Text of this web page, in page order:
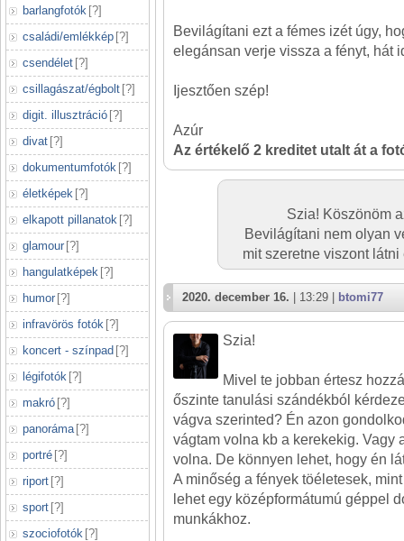
barlangfotók [?]
családi/emlékkép [?]
csendélet [?]
csillagászat/égbolt [?]
digit. illusztráció [?]
divat [?]
dokumentumfotók [?]
életképek [?]
elkapott pillanatok [?]
glamour [?]
hangulatképek [?]
humor [?]
infravörös fotók [?]
koncert - színpad [?]
légifotók [?]
makró [?]
panoráma [?]
portré [?]
riport [?]
sport [?]
szociofotók [?]
Bevilágítani ezt a fémes izét úgy,
elegánsan verje vissza a fényt, hát
Ijesztően szép!
Azúr
Az értékelő 2 kreditet utalt át a
Szia! Köszönöm
Bevilágítani nem olyan
mit szeretne viszont
2020. december 16. | 13:29 | btomi77
Szia!
Mivel te jobban értesz
őszinte tanulási szándékból
vágva szerinted? Én azon
vágtam volna kb a kerekekig. Vagy
volna. De könnyen lehet, hogy én
A minőség a fények töéletesek,
lehet egy középformátumú géppel
munkákhoz.